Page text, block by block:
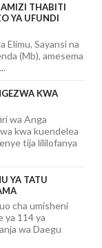
THABITI
YA UFUNDI
Sayansi na
(Mb), amesema
KWA
wa Anga
kwa kuendelea
tija lililofanya
YA TATU
cha umisheni
ya 114 ya
wa Daegu